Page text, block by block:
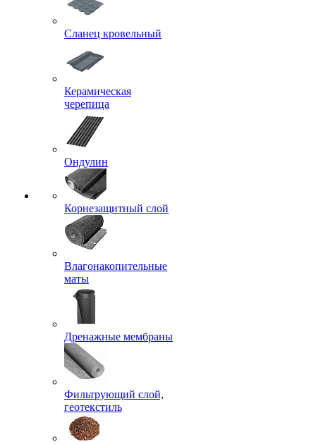
Сланец кровельный
Керамическая
черепица
Ондулин
Корнезащитный слой
Влагонакопительные
маты
Дренажные мембраны
Фильтрующий слой,
геотекстиль